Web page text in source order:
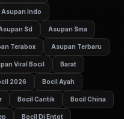
Asupan Indo
Sd Asupan Sma
Terabox Asupan Terbaru
Viral Bocil Barat
2026 Bocil Ayah
Bocil Cantik Bocil China
Bocil Di Entot